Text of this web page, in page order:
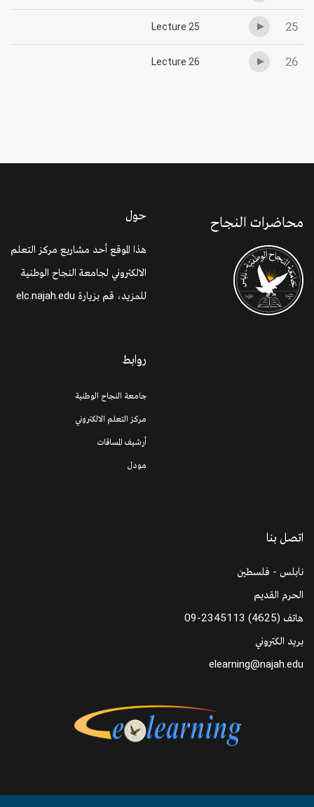
25
Lecture 25
26
Lecture 26
محاضرات النجاح حول
هذا الموقع أحد مشاريع مركز التعلم
الالكتروني لجامعة النجاح الوطنية
للمزيد، قم بزيارة elc.najah.edu
روابط
جامعة النجاح الوطنية
مركز التعلم الالكتروني
أرشيف المساقات
مودل
اتصل بنا
نابلس - فلسطين
الحرم القديم
هاتف 09-2345113 (4625)
بريد الكتروني
elearning@najah.edu